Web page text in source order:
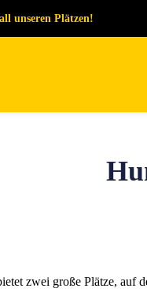
unseren Plätzen!
zwei große Plätze, auf